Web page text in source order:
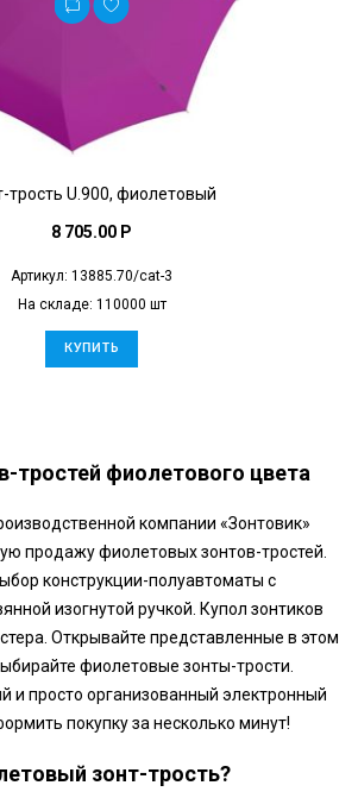
трость U.900, фиолетовый
8 705.00 P
Артикул: 13885.70/cat-3
На складе: 110000 шт
КУПИТЬ
тростей фиолетового цвета
компании «Зонтовик»
продажу фиолетовых зонтов-тростей.
конструкции-полуавтоматы с
изогнутой ручкой. Купол зонтиков
Открывайте представленные в этом
фиолетовые зонты-трости.
и просто организованный электронный
покупку за несколько минут!
зонт-трость?